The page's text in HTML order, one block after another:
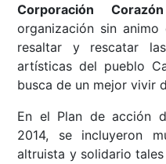
Corporación
organización sin
resaltar y rescatar
artísticas del pueblo
busca de un mejor vivir
En el Plan de acción
2014, se incluyeron
altruista y solidario